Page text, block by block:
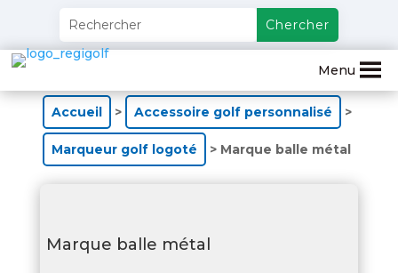
Menu
Accueil > Accessoire golf personnalisé >
Marqueur golf logoté > Marque balle métal
Marque balle métal